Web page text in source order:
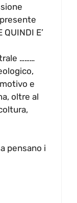
E’
………
e
oltre al
pensano i